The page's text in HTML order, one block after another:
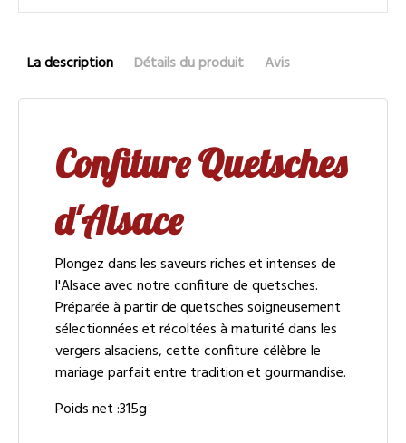
La description Détails du produit Avis
Confiture Quetsches
d'Alsace
Plongez dans les saveurs riches et intenses de
l'Alsace avec notre confiture de quetsches.
Préparée à partir de quetsches soigneusement
sélectionnées et récoltées à maturité dans les
vergers alsaciens, cette confiture célèbre le
mariage parfait entre tradition et gourmandise.
Poids net :315g